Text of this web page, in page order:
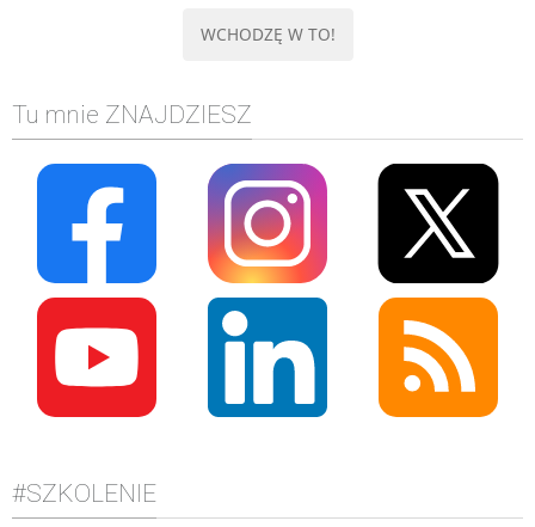
SQL
TESTOWANIE
SIECI
WYDARZENIA
BIZNES
PO GODZINACH
KONTAKT
Tu mnie ZNAJDZIESZ
#SZKOLENIE